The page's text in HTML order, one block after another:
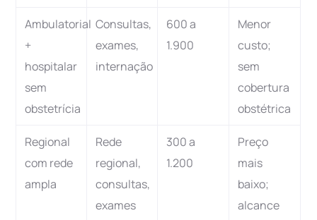
Ambulatorial
+
hospitalar
sem
obstetrícia
Consultas,
exames,
internação
600 a
1.900
Menor
custo;
sem
cobertura
obstétrica
Regional
com rede
ampla
Rede
regional,
consultas,
exames
300 a
1.200
Preço
mais
baixo;
alcance